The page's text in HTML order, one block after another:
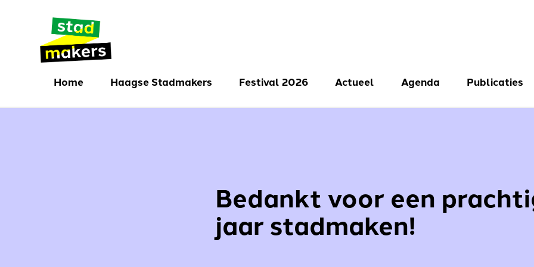
Home
Haagse Stadmakers
Initiatieven
Festival 2026
Festival 2025
Actueel Agenda Publicaties
Bedankt voor een
jaar stadmaken!